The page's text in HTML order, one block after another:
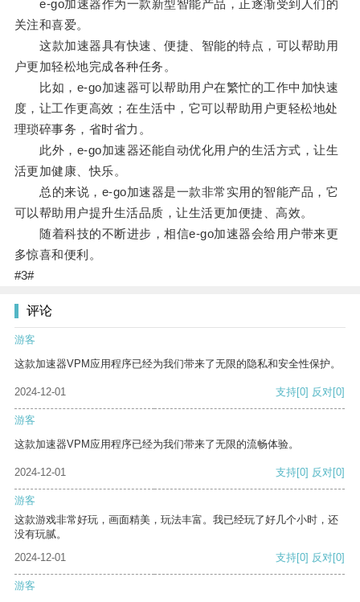
e-go加速器作为一款新型智能产品，正逐渐受到人们的
关注和喜爱。
这款加速器具有快速、便捷、智能的特点，可以帮助用
户更加轻松地完成各种任务。
比如，e-go加速器可以帮助用户在繁忙的工作中加快速
度，让工作更高效；在生活中，它可以帮助用户更轻松地处
理琐碎事务，省时省力。
此外，e-go加速器还能自动优化用户的生活方式，让生
活更加健康、快乐。
总的来说，e-go加速器是一款非常实用的智能产品，它
可以帮助用户提升生活品质，让生活更加便捷、高效。
随着科技的不断进步，相信e-go加速器会给用户带来更
多惊喜和便利。
#3#
评论
游客
这款加速器VPM应用程序已经为我们带来了无限的隐私和安全性保护。
2024-12-01 支持[0] 反对[0]
游客
这款加速器VPM应用程序已经为我们带来了无限的流畅体验。
2024-12-01 支持[0] 反对[0]
游客
这款游戏非常好玩，画面精美，玩法丰富。我已经玩了好几个小时，还
没有玩腻。
2024-12-01
支持[0] 反对[0]
游客